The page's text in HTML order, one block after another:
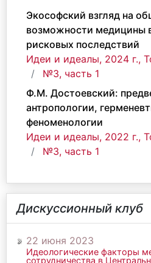
Экософский взгляд на
возможности медицины
рисковых последствий
Идеи и идеалы, 2024 г.,
№3, часть 1
Ф.М. Достоевский:
антропологии,
феноменологии
Идеи и идеалы, 2022 г.,
№3, часть 1
Дискуссионный клуб
22 июня 2023
Идеологические факторы
сотрудничества в